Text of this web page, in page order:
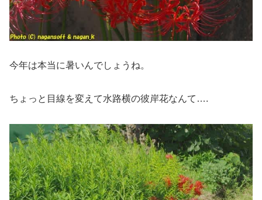
今年は本当に暑いんでしょうね。
ちょっと目線を変えて水路横の彼岸花なんて….